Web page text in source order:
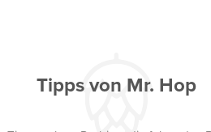
Tipps von Mr. Hop